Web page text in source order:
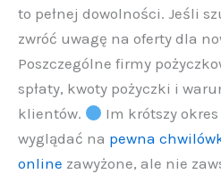
to pełnej dowolności. Jeśli
zwróć uwagę na oferty dla
Poszczególne firmy
spłaty, kwoty pożyczki i
klientów.
Im krótszy okres
wyglądać na pewna
online zawyżone, ale nie